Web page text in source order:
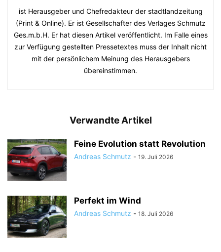
ist Herausgeber und Chefredakteur der stadtlandzeitung
(Print & Online). Er ist Gesellschafter des Verlages Schmutz
Ges.m.b.H. Er hat diesen Artikel veröffentlicht. Im Falle eines
zur Verfügung gestellten Pressetextes muss der Inhalt nicht
mit der persönlichem Meinung des Herausgebers
übereinstimmen.
Verwandte Artikel
Feine Evolution statt Revolution
Andreas Schmutz - 19. Juli 2026
Perfekt im Wind
Andreas Schmutz - 18. Juli 2026